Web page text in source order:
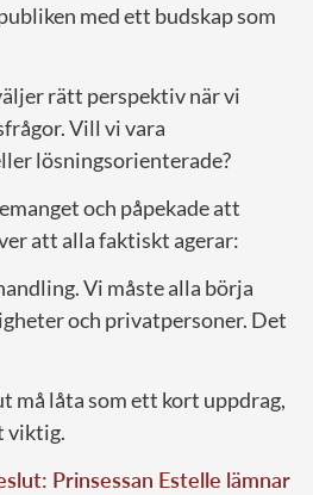
med ett budskap som
rätt perspektiv när vi
Vill vi vara
lösningsorienterade?
och påpekade att
att alla faktiskt agerar:
Vi måste alla börja
och privatpersoner. Det
må låta som ett kort uppdrag,
viktig.
Prinsessan Estelle lämnar